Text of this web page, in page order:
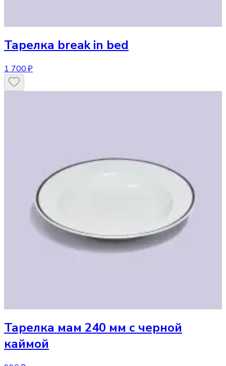
Тарелка break in bed
1 700 ₽
Тарелка мам 240 мм с черной
каймой